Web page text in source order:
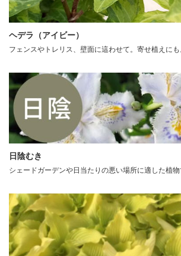
ヘデラ（アイビー）
フェンスやトレリス、壁面に這わせて。寄せ植えにも
日陰むき
シェードガーデンや日当たりの悪い場所に適した植物